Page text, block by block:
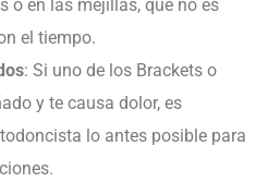
o en las mejillas, que no es
el tiempo.
: Si uno de los Brackets o
y te causa dolor, es
lo antes posible para